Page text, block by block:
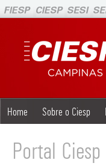
Home Sobre o Ciesp
Portal